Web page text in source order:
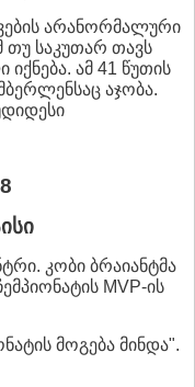
არანორმალური
თუ საკუთარ თავს
იქნება. ამ 41 წუთის
აჯობა.
კობი ბრაიანტმა
MVP-ის
მოგება მინდა".